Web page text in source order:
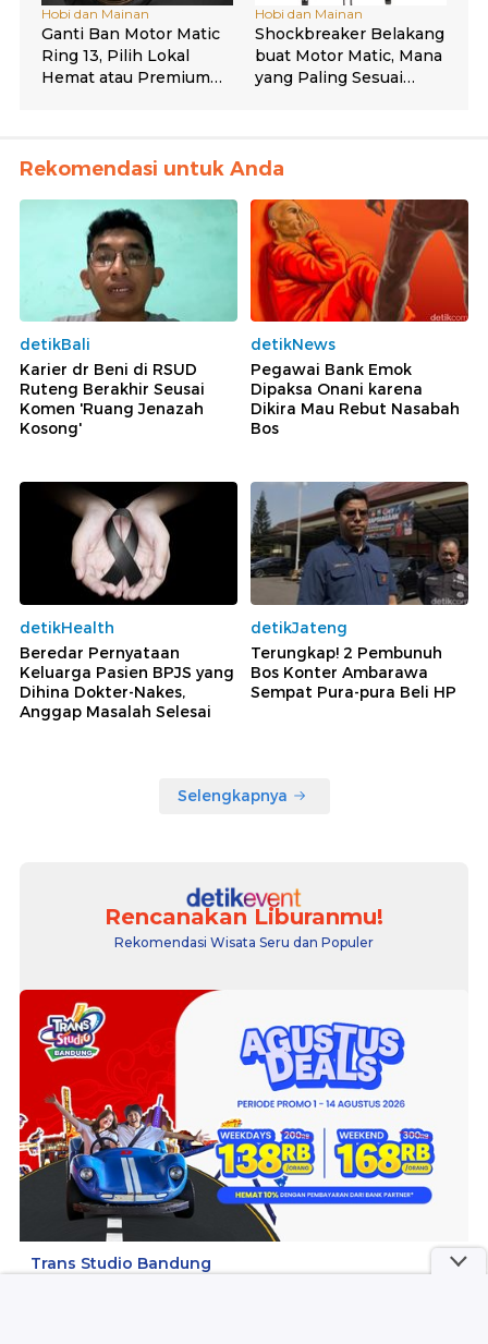
Rekomendasi untuk Anda
detikBali
Karier dr Beni di RSUD
Ruteng Berakhir Seusai
Komen 'Ruang Jenazah
Kosong'
detikNews
Pegawai Bank Emok
Dipaksa Onani karena
Dikira Mau Rebut Nasabah
Bos
detikHealth
Beredar Pernyataan
Keluarga Pasien BPJS yang
Dihina Dokter-Nakes,
Anggap Masalah Selesai
detikJateng
Terungkap! 2 Pembunuh
Bos Konter Ambarawa
Sempat Pura-pura Beli HP
Selengkapnya
Rencanakan Liburanmu!
Rekomendasi Wisata Seru dan Populer
Trans Studio Bandung